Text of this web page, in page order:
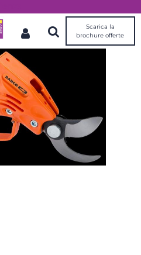
Scarica la
brochure offerte